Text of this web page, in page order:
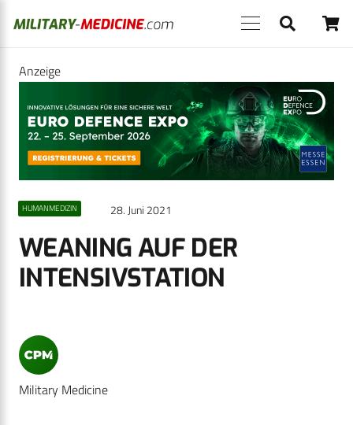
Anzeige
HUMANMEDIZIN 28. Juni 2021
WEANING AUF DER
INTENSIVSTATION
Military Medicine